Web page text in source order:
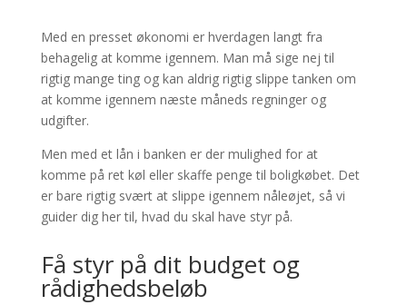
Med en presset økonomi er hverdagen langt fra
behagelig at komme igennem. Man må sige nej til
rigtig mange ting og kan aldrig rigtig slippe tanken om
at komme igennem næste måneds regninger og
udgifter.
Men med et lån i banken er der mulighed for at
komme på ret køl eller skaffe penge til boligkøbet. Det
er bare rigtig svært at slippe igennem nåleøjet, så vi
guider dig her til, hvad du skal have styr på.
Få styr på dit budget og
rådighedsbeløb